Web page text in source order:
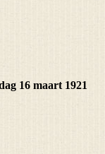
16 maart 1921